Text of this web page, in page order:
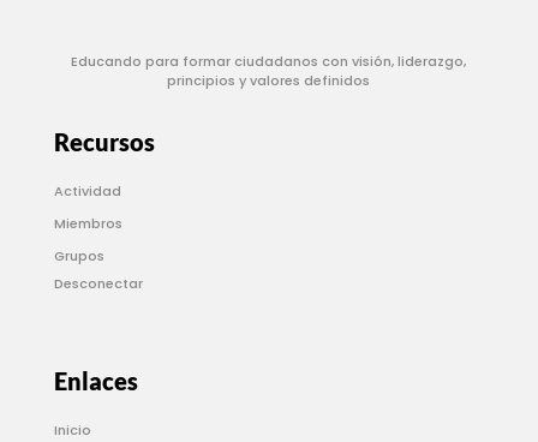
Educando para formar ciudadanos con visión, liderazgo,
principios y valores definidos
Recursos
Actividad
Miembros
Grupos
Desconectar
Enlaces
Inicio